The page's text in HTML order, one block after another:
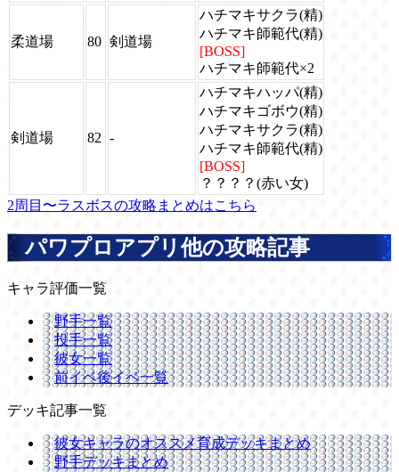
柔道場 80 剣道場
ハチマキサクラ(精)
ハチマキ師範代(精)
[BOSS]
ハチマキ師範代×2
剣道場 82 -
ハチマキハッパ(精)
ハチマキゴボウ(精)
ハチマキサクラ(精)
ハチマキ師範代(精)
[BOSS]
？？？？(赤い女)
2周目〜ラスボスの攻略まとめはこちら
パワプロアプリ他の攻略記事
キャラ評価一覧
野手一覧
投手一覧
彼女一覧
前イベ後イベ一覧
デッキ記事一覧
彼女キャラのオススメ育成デッキまとめ
野手デッキまとめ